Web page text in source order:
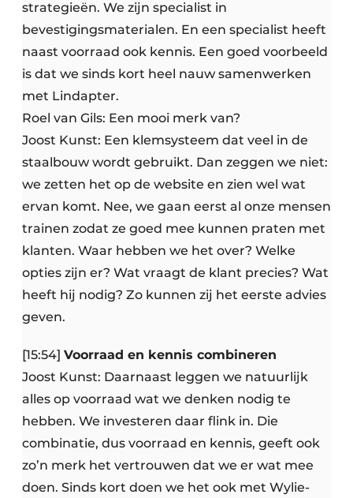
strategieën. We zijn specialist in
bevestigingsmaterialen. En een specialist heeft
naast voorraad ook kennis. Een goed voorbeeld
is dat we sinds kort heel nauw samenwerken
met Lindapter.
Roel van Gils: Een mooi merk van?
Joost Kunst: Een klemsysteem dat veel in de
staalbouw wordt gebruikt. Dan zeggen we niet:
we zetten het op de website en zien wel wat
ervan komt. Nee, we gaan eerst al onze mensen
trainen zodat ze goed mee kunnen praten met
klanten. Waar hebben we het over? Welke
opties zijn er? Wat vraagt de klant precies? Wat
heeft hij nodig? Zo kunnen zij het eerste advies
geven.
[15:54] Voorraad en kennis combineren
Joost Kunst: Daarnaast leggen we natuurlijk
alles op voorraad wat we denken nodig te
hebben. We investeren daar flink in. Die
combinatie, dus voorraad en kennis, geeft ook
zo’n merk het vertrouwen dat we er wat mee
doen. Sinds kort doen we het ook met Wylie-